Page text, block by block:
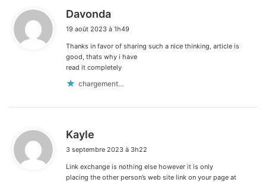
Davonda
t
:
19 août 2023 à 1h49
Thanks in favor of sharing such a nice thinking, article is
good, thats why i have
read it completely
chargement…
Kayle
t
:
3 septembre 2023 à 3h22
Link exchange is nothing else however it is only
placing the other person’s web site link on your page at